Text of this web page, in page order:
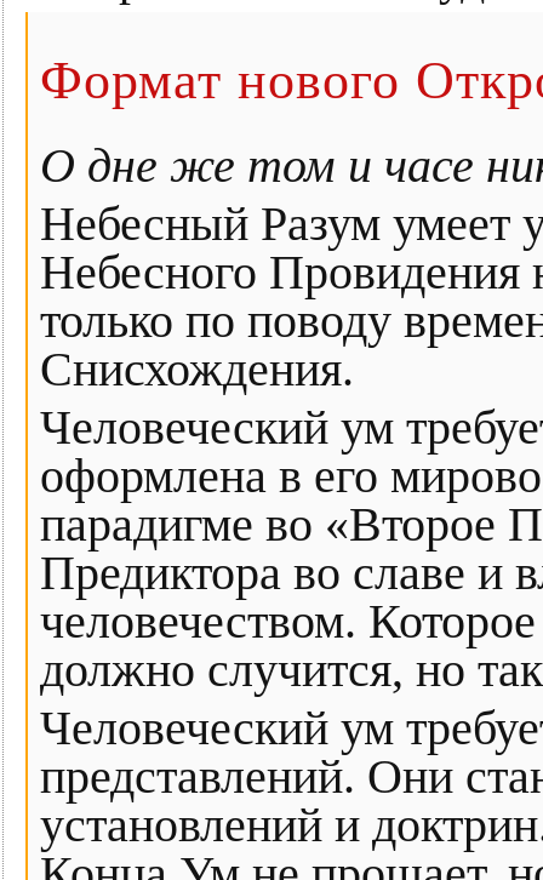
Формат нового
О дне же том и часе
Небесный Разум умеет
Небесного Провидения
только по поводу
Снисхождения.
Человеческий ум
оформлена в его
парадигме во «Второе
Предиктора во славе и
человечеством.
должно случится, но
Человеческий ум
представлений. Они
установлений и